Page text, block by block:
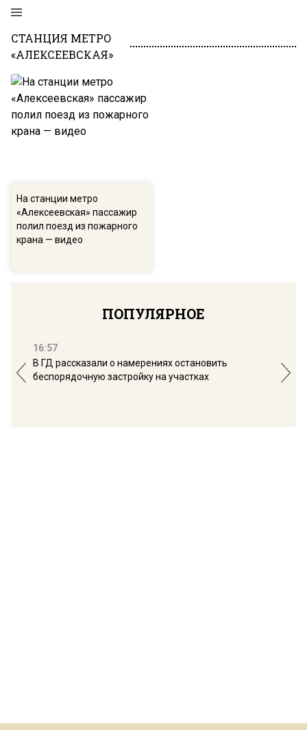
СТАНЦИЯ МЕТРО
«АЛЕКСЕЕВСКАЯ»
На станции метро
«Алексеевская» пассажир
полил поезд из пожарного
крана — видео
ПОПУЛЯРНОЕ
16:57
В ГД рассказали о намерениях остановить
беспорядочную застройку на участках